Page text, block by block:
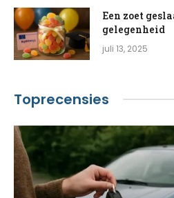
Een zoet
gelegenheid
juli 13, 2025
Toprecensies